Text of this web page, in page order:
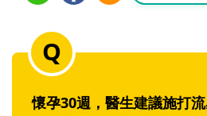
懷孕30週，醫生建議施打